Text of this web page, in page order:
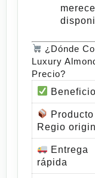
¿Dónde
Luxury
Precio?
Beneficio
Producto
Regio
Entrega
rápida